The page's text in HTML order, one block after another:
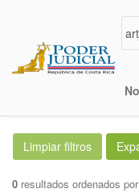
0 resultados ordenados por